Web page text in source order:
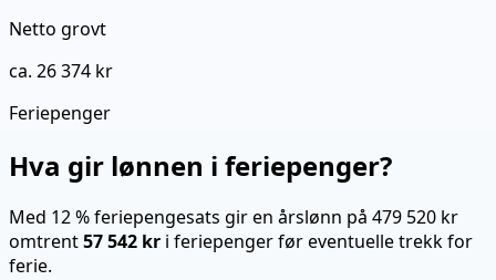
Netto grovt
ca. 26 374 kr
Feriepenger
Hva gir lønnen i feriepenger?
Med 12 % feriepengesats gir en årslønn på 479 520 kr
omtrent57 542 kr i feriepenger før eventuelle trekk for
ferie.